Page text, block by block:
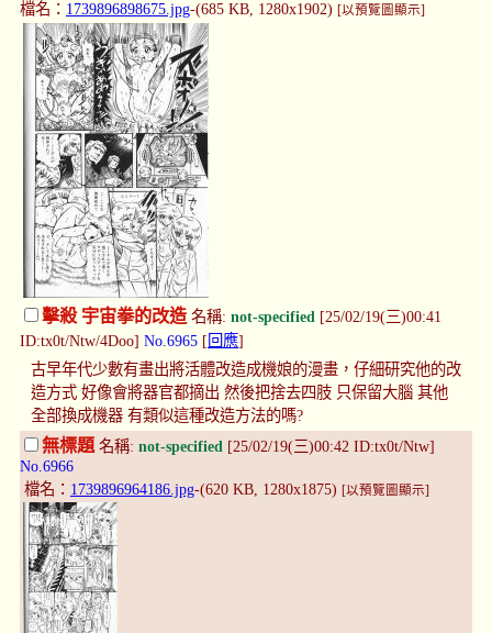
檔名： 1739896898675.jpg-(685 KB, 1280x1902) [以預覽圖顯示]
擊殺 宇宙拳的改造 名稱: not-specified [25/02/19(三)00:41
ID:tx0t/Ntw/4Doo] No.6965 [ 回應]
古早年代少數有畫出將活體改造成機娘的漫畫，仔細研究他的改
造方式 好像會將器官都摘出 然後把捨去四肢 只保留大腦 其他
全部換成機器 有類似這種改造方法的嗎?
無標題 名稱: not-specified [25/02/19(三)00:42 ID:tx0t/Ntw]
No.6966
檔名： 1739896964186.jpg-(620 KB, 1280x1875) [以預覽圖顯示]